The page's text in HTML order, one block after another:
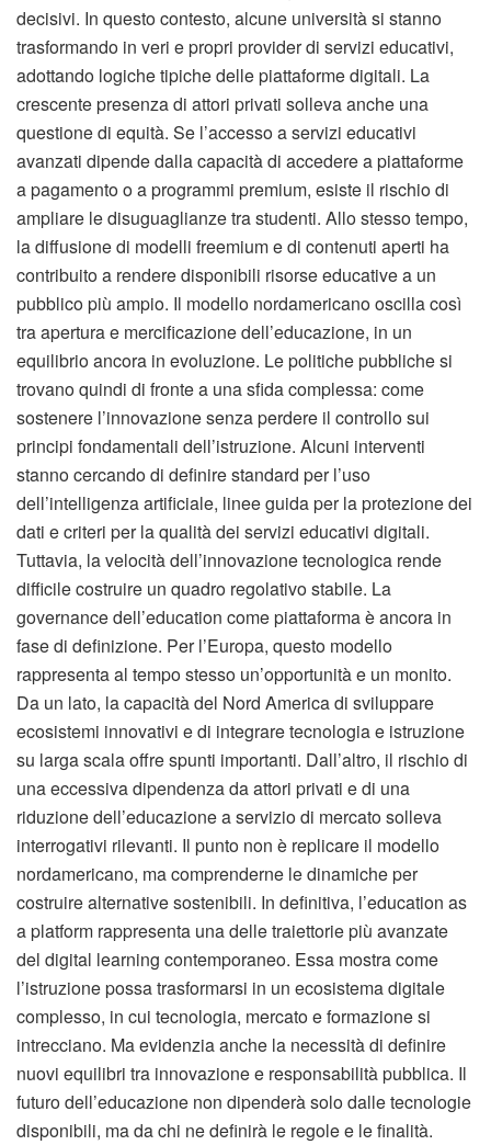
decisivi. In questo contesto, alcune università si stanno
trasformando in veri e propri provider di servizi educativi,
adottando logiche tipiche delle piattaforme digitali. La
crescente presenza di attori privati solleva anche una
questione di equità. Se l’accesso a servizi educativi
avanzati dipende dalla capacità di accedere a piattaforme
a pagamento o a programmi premium, esiste il rischio di
ampliare le disuguaglianze tra studenti. Allo stesso tempo,
la diffusione di modelli freemium e di contenuti aperti ha
contribuito a rendere disponibili risorse educative a un
pubblico più ampio. Il modello nordamericano oscilla così
tra apertura e mercificazione dell’educazione, in un
equilibrio ancora in evoluzione. Le politiche pubbliche si
trovano quindi di fronte a una sfida complessa: come
sostenere l’innovazione senza perdere il controllo sui
principi fondamentali dell’istruzione. Alcuni interventi
stanno cercando di definire standard per l’uso
dell’intelligenza artificiale, linee guida per la protezione dei
dati e criteri per la qualità dei servizi educativi digitali.
Tuttavia, la velocità dell’innovazione tecnologica rende
difficile costruire un quadro regolativo stabile. La
governance dell’education come piattaforma è ancora in
fase di definizione. Per l’Europa, questo modello
rappresenta al tempo stesso un’opportunità e un monito.
Da un lato, la capacità del Nord America di sviluppare
ecosistemi innovativi e di integrare tecnologia e istruzione
su larga scala offre spunti importanti. Dall’altro, il rischio di
una eccessiva dipendenza da attori privati e di una
riduzione dell’educazione a servizio di mercato solleva
interrogativi rilevanti. Il punto non è replicare il modello
nordamericano, ma comprenderne le dinamiche per
costruire alternative sostenibili. In definitiva, l’education as
a platform rappresenta una delle traiettorie più avanzate
del digital learning contemporaneo. Essa mostra come
l’istruzione possa trasformarsi in un ecosistema digitale
complesso, in cui tecnologia, mercato e formazione si
intrecciano. Ma evidenzia anche la necessità di definire
nuovi equilibri tra innovazione e responsabilità pubblica. Il
futuro dell’educazione non dipenderà solo dalle tecnologie
disponibili, ma da chi ne definirà le regole e le finalità.